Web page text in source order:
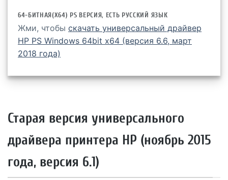
64-БИТНАЯ(X64) PS ВЕРСИЯ, ЕСТЬ РУССКИЙ ЯЗЫК
Жми, чтобы скачать универсальный драйвер
HP PS Windows 64bit x64 (версия 6.6, март
2018 года)
Старая версия универсального
драйвера принтера HP (ноябрь 2015
года, версия 6.1)